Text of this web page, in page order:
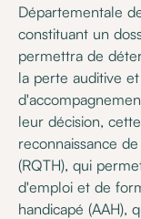
Départementale
constituant un
permettra de
la perte auditive
leur décision,
reconnaissance
(RQTH), qui
d'emploi et de
handicapé (AAH),